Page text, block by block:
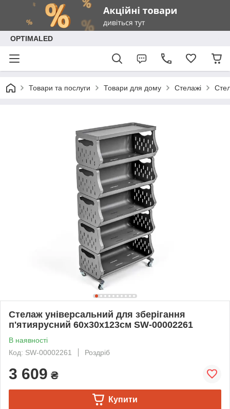
OPTIMALED
Товари та послуги Товари для дому Стелажі
Стелаж універсальний для зберігання
п'ятиярусний 60х30х123см SW-00002261
В наявності
Код: SW-00002261
Роздріб
3 609 ₴
Купити